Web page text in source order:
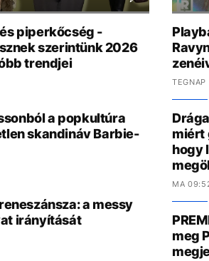
piperkőcség -
szerintünk 2026
trendjei
a popkultúra
skandináv Barbie-
a messy
irányítását
miért
hogy
MA
meg